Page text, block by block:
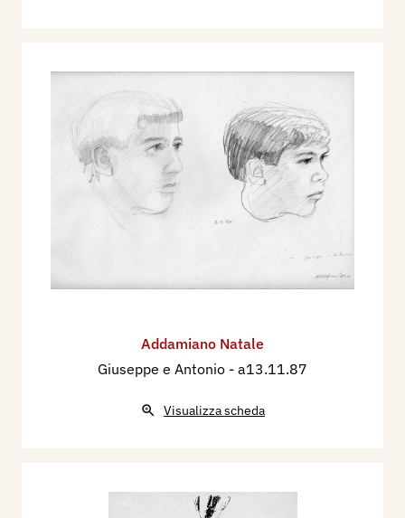
Addamiano Natale
Giuseppe e Antonio - a13.11.87
Visualizza scheda